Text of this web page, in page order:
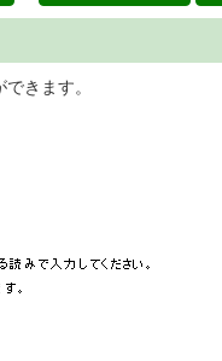
することがで